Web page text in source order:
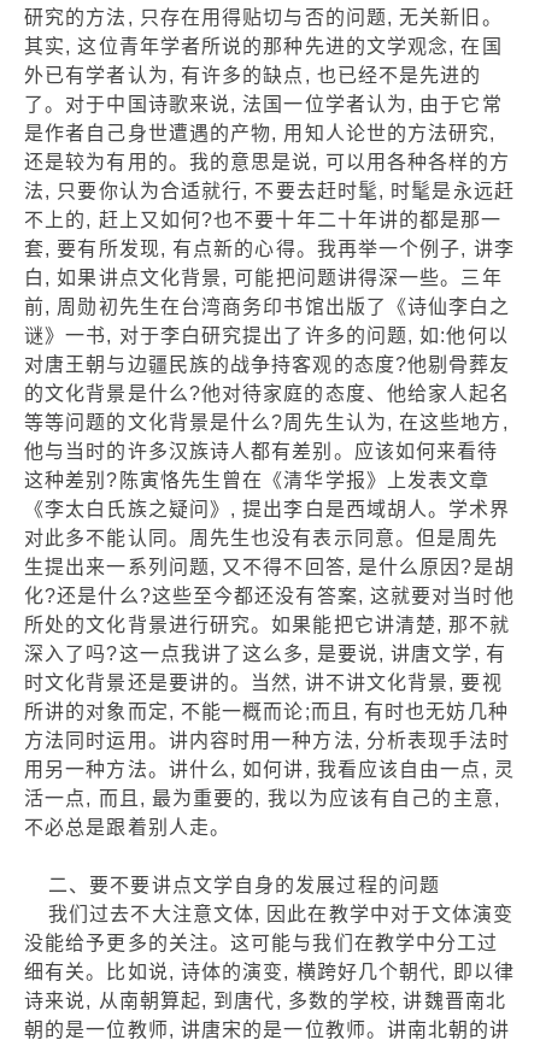
研究的方法, 只存在用得贴切与否的问题, 无关新旧。
其实, 这位青年学者所说的那种先进的文学观念, 在国
外已有学者认为, 有许多的缺点, 也已经不是先进的
了。对于中国诗歌来说, 法国一位学者认为, 由于它常
是作者自己身世遭遇的产物, 用知人论世的方法研究,
还是较为有用的。我的意思是说, 可以用各种各样的方
法, 只要你认为合适就行, 不要去赶时髦, 时髦是永远赶
不上的, 赶上又如何?也不要十年二十年讲的都是那一
套, 要有所发现, 有点新的心得。我再举一个例子, 讲李
白, 如果讲点文化背景, 可能把问题讲得深一些。三年
前, 周勋初先生在台湾商务印书馆出版了《诗仙李白之
谜》一书, 对于李白研究提出了许多的问题, 如:他何以
对唐王朝与边疆民族的战争持客观的态度?他剔骨葬友
的文化背景是什么?他对待家庭的态度、他给家人起名
等等问题的文化背景是什么?周先生认为, 在这些地方,
他与当时的许多汉族诗人都有差别。应该如何来看待
这种差别?陈寅恪先生曾在《清华学报》上发表文章
《李太白氏族之疑问》, 提出李白是西域胡人。学术界
对此多不能认同。周先生也没有表示同意。但是周先
生提出来一系列问题, 又不得不回答, 是什么原因?是胡
化?还是什么?这些至今都还没有答案, 这就要对当时他
所处的文化背景进行研究。如果能把它讲清楚, 那不就
深入了吗?这一点我讲了这么多, 是要说, 讲唐文学, 有
时文化背景还是要讲的。当然, 讲不讲文化背景, 要视
所讲的对象而定, 不能一概而论;而且, 有时也无妨几种
方法同时运用。讲内容时用一种方法, 分析表现手法时
用另一种方法。讲什么, 如何讲, 我看应该自由一点, 灵
活一点, 而且, 最为重要的, 我以为应该有自己的主意,
不必总是跟着别人走。
二、要不要讲点文学自身的发展过程的问题
我们过去不大注意文体, 因此在教学中对于文体演变
没能给予更多的关注。这可能与我们在教学中分工过
细有关。比如说, 诗体的演变, 横跨好几个朝代, 即以律
诗来说, 从南朝算起, 到唐代, 多数的学校, 讲魏晋南北
朝的是一位教师, 讲唐宋的是一位教师。讲南北朝的讲